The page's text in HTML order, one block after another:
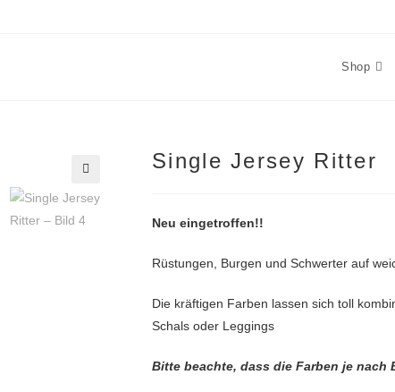
Shop
🔍
Single Jersey Ritter
Neu eingetroffen!!
Rüstungen, Burgen und Schwerter auf
Die kräftigen Farben lassen sich toll
Schals oder Leggings
Bitte beachte, dass die Farben je